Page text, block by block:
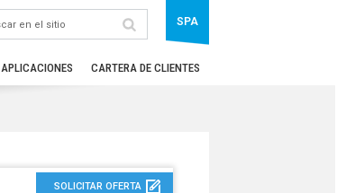
APLICACIONES CARTERA DE CLIENTES
SPA
SOLICITAR OFERTA